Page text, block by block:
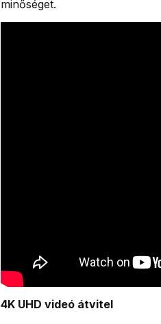
minőséget.
4K UHD videó átvitel